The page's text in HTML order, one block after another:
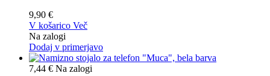
9,90 €
V košarico Več
Na zalogi
Dodaj v primerjavo
7,44 € Na zalogi